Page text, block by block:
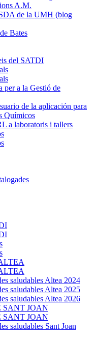
A.M.
de la UMH (blog
Bates
del SATDI
per a la Gestió de
de la aplicación para
Químicos
a laboratoris i tallers
saludables Altea 2024
saludables Altea 2025
saludables Altea 2026
SANT JOAN
SANT JOAN
saludables Sant Joan